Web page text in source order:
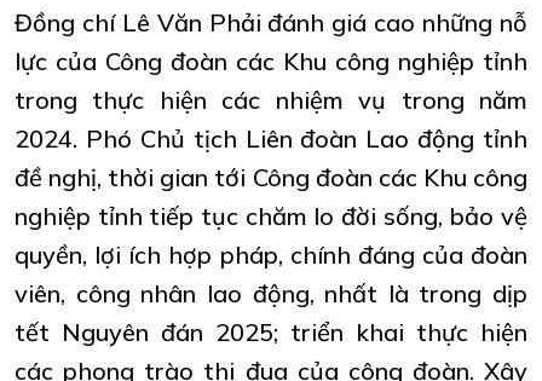
Đồng chí Lê Văn Phải đánh giá cao những nỗ
lực của Công đoàn các Khu công nghiệp tỉnh
trong thực hiện các nhiệm vụ trong năm
2024. Phó Chủ tịch Liên đoàn Lao động tỉnh
đề nghị, thời gian tới Công đoàn các Khu công
nghiệp tỉnh tiếp tục chăm lo đời sống, bảo vệ
quyền, lợi ích hợp pháp, chính đáng của đoàn
viên, công nhân lao động, nhất là trong dịp
tết Nguyên đán 2025; triển khai thực hiện
các phong trào thi đua của công đoàn. Xây